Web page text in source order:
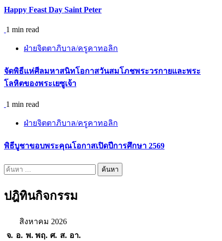
Happy Feast Day Saint Peter
1 min read
ฝ่ายจิตตาภิบาล/ครูคาทอลิก
จัดพิธีแห่ศีลมหาสนิทโอกาสวันสมโภชพระวรกายและพระ
โลหิตของพระเยซูเจ้า
1 min read
ฝ่ายจิตตาภิบาล/ครูคาทอลิก
พิธีบูชาขอบพระคุณโอกาสเปิดปีการศึกษา 2569
ค้นหา
ปฎิทินกิจกรรม
สิงหาคม 2026
จ. อ. พ. พฤ. ศ. ส. อา.